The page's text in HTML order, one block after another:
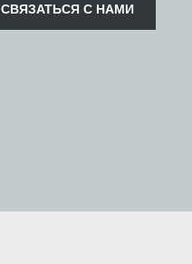
СВЯЗАТЬСЯ С НАМИ